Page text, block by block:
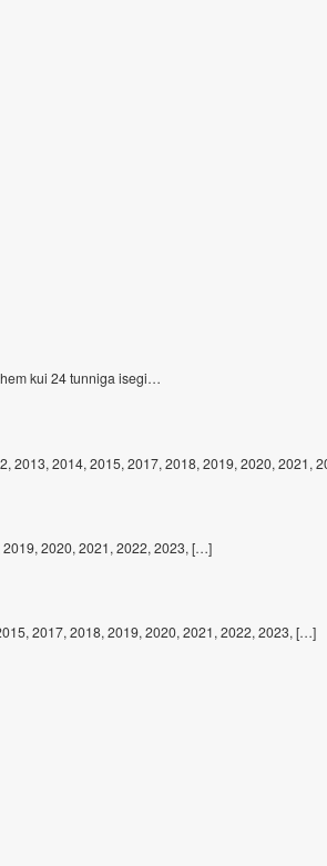
kui 24 tunniga isegi…
2013, 2014, 2015, 2017, 2018, 2019, 2020, 2021,
2020, 2021, 2022, 2023, […]
2017, 2018, 2019, 2020, 2021, 2022, 2023, […]